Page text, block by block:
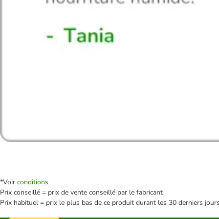
*Voir conditions
Prix conseillé = prix de vente conseillé par le fabricant
Prix habituel = prix le plus bas de ce produit durant les 30 derniers